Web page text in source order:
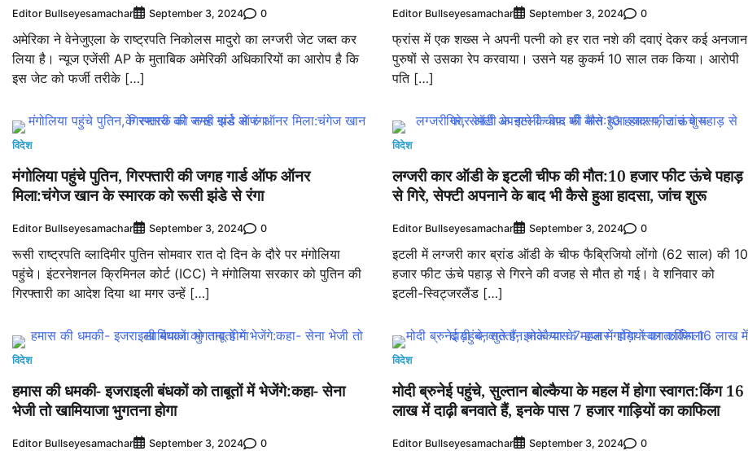
Editor Bullseyesamachar September 3, 2024 0
अमेरिका ने वेनेजुएला के राष्ट्रपति निकोलस मादुरो का लग्जरी जेट जब्त कर
लिया है। न्यूज एजेंसी AP के मुताबिक अमेरिकी अधिकारियों का आरोप है कि
इस जेट को फर्जी तरीके […]
Editor Bullseyesamachar September 3, 2024 0
फ्रांस में एक शख्स ने अपनी पत्नी को हर रात नशे की दवाएं देकर कई अनजान
पुरुषों से उसका रेप करवाया। उसने यह कुकर्म 10 साल तक किया। आरोपी
पति […]
विदेश
मंगोलिया पहुंचे पुतिन, गिरफ्तारी की जगह गार्ड ऑफ ऑनर
मिला:चंगेज खान के स्मारक को रूसी झंडे से रंगा
Editor Bullseyesamachar September 3, 2024 0
रूसी राष्ट्रपति व्लादिमीर पुतिन सोमवार रात दो दिन के दौरे पर मंगोलिया
पहुंचे। इंटरनेशनल क्रिमिनल कोर्ट (ICC) ने मंगोलिया सरकार को पुतिन की
गिरफ्तारी का आदेश दिया था मगर उन्हें […]
विदेश
लग्जरी कार ऑडी के इटली चीफ की मौत:10 हजार फीट ऊंचे पहाड़
से गिरे, सेफ्टी अपनाने के बाद भी कैसे हुआ हादसा, जांच शुरू
Editor Bullseyesamachar September 3, 2024 0
इटली में लग्जरी कार ब्रांड ऑडी के चीफ फैब्रिजियो लोंगो (62 साल) की 10
हजार फीट ऊंचे पहाड़ से गिरने की वजह से मौत हो गई। वे शनिवार को
इटली-स्विट्जरलैंड […]
विदेश
हमास की धमकी- इजराइली बंधकों को ताबूतों में भेजेंगे:कहा- सेना
भेजी तो खामियाजा भुगतना होगा
Editor Bullseyesamachar September 3, 2024 0
विदेश
मोदी ब्रुनेई पहुंचे, सुल्तान बोल्कैया के महल में होगा स्वागत:किंग 16
लाख में दाढ़ी बनवाते हैं, इनके पास 7 हजार गाड़ियों का काफिला
Editor Bullseyesamachar September 3, 2024 0